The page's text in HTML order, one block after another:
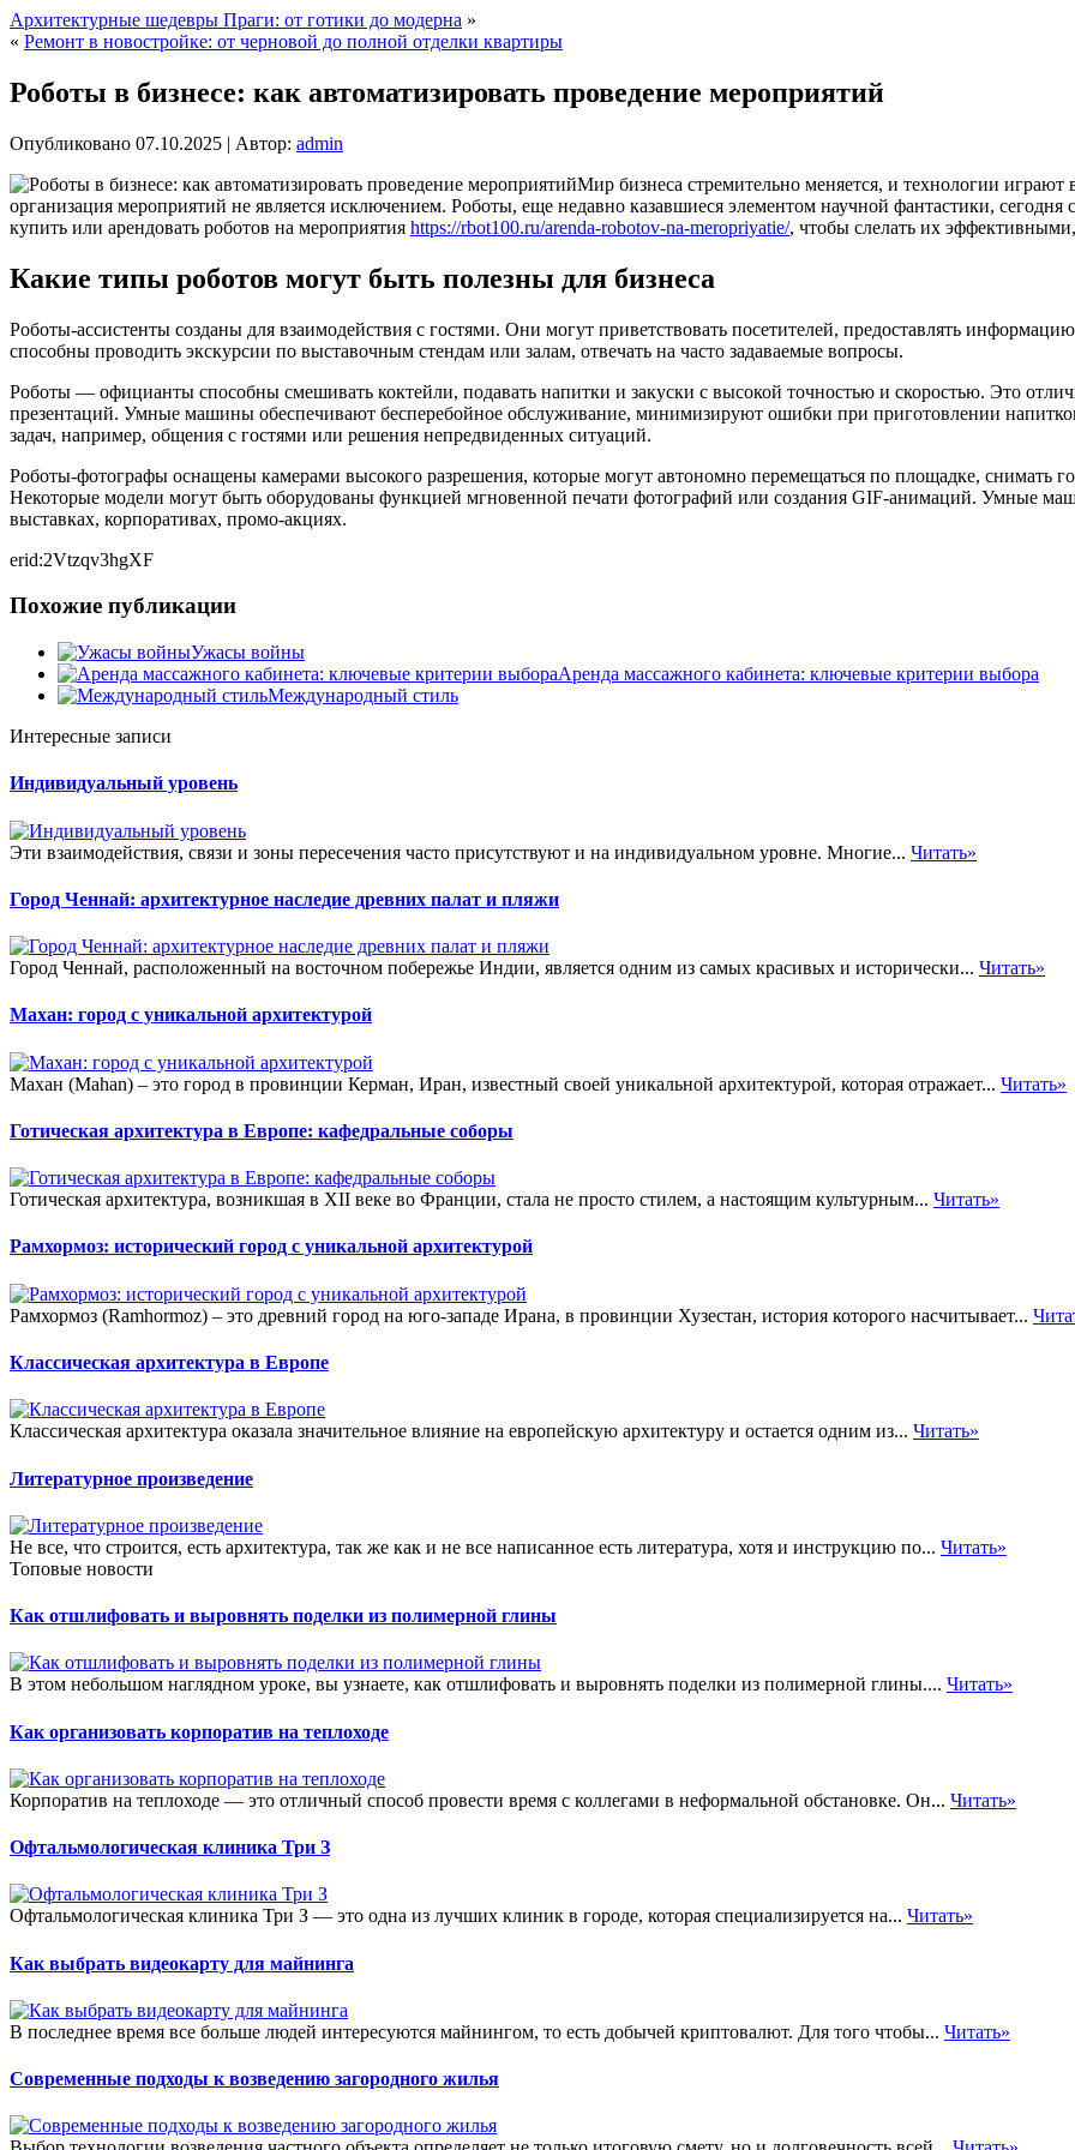
Архитектурные шедевры Праги: от готики до модерна »
« Ремонт в новостройке: от черновой до полной отделки квартиры
Роботы в бизнесе: как автоматизировать проведение мероприятий
Опубликовано 07.10.2025 | Автор: admin
Мир бизнеса стремительно меняется, и технологии
организация мероприятий не является исключением. Роботы, еще недавно казавшиеся элементом научной фантастики,
купить или арендовать роботов на мероприятия https://rbot100.ru/arenda-robotov-na-meropriyatie/, чтобы слелать их
Какие типы роботов могут быть полезны для бизнеса
Роботы-ассистенты созданы для взаимодействия с гостями. Они могут приветствовать посетителей, предоставлять
способны проводить экскурсии по выставочным стендам или залам, отвечать на часто задаваемые вопросы.
Роботы — официанты способны смешивать коктейли, подавать напитки и закуски с высокой точностью и скоростью. Это
презентаций. Умные машины обеспечивают бесперебойное обслуживание, минимизируют ошибки при приготовлении
задач, например, общения с гостями или решения непредвиденных ситуаций.
Роботы-фотографы оснащены камерами высокого разрешения, которые могут автономно перемещаться по площадке, снимать
Некоторые модели могут быть оборудованы функцией мгновенной печати фотографий или создания GIF-анимаций. Умные
выставках, корпоративах, промо-акциях.
erid:2Vtzqv3hgXF
Похожие публикации
Ужасы войны
Аренда массажного кабинета: ключевые критерии выбора
Международный стиль
Интересные записи
Индивидуальный уровень
Эти взаимодействия, связи и зоны пересечения часто присутствуют и на индивидуальном уровне. Многие... Читать»
Город Ченнай: архитектурное наследие древних палат и пляжи
Город Ченнай, расположенный на восточном побережье Индии, является одним из самых красивых и исторически... Читать»
Махан: город с уникальной архитектурой
Махан (Mahan) – это город в провинции Керман, Иран, известный своей уникальной архитектурой, которая отражает... Читать»
Готическая архитектура в Европе: кафедральные соборы
Готическая архитектура, возникшая в XII веке во Франции, стала не просто стилем, а настоящим культурным... Читать»
Рамхормоз: исторический город с уникальной архитектурой
Рамхормоз (Ramhormoz) – это древний город на юго-западе Ирана, в провинции Хузестан, история которого насчитывает...
Классическая архитектура в Европе
Классическая архитектура оказала значительное влияние на европейскую архитектуру и остается одним из... Читать»
Литературное произведение
Не все, что строится, есть архитектура, так же как и не все написанное есть литература, хотя и инструкцию по... Читать»
Топовые новости
Как отшлифовать и выровнять поделки из полимерной глины
В этом небольшом наглядном уроке, вы узнаете, как отшлифовать и выровнять поделки из полимерной глины.... Читать»
Как организовать корпоратив на теплоходе
Корпоратив на теплоходе — это отличный способ провести время с коллегами в неформальной обстановке. Он... Читать»
Офтальмологическая клиника Три З
Офтальмологическая клиника Три З — это одна из лучших клиник в городе, которая специализируется на... Читать»
Как выбрать видеокарту для майнинга
В последнее время все больше людей интересуются майнингом, то есть добычей криптовалют. Для того чтобы... Читать»
Современные подходы к возведению загородного жилья